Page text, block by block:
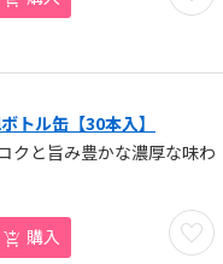
トル缶【30本入】
クと旨み豊かな濃厚な味わ
お気
購入